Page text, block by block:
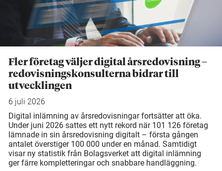
Fler företag väljer digital årsredovisning –
redovisningskonsulterna bidrar till
utvecklingen
6 juli 2026
Digital inlämning av årsredovisningar fortsätter att öka.
Under juni 2026 sattes ett nytt rekord när 101 126 företag
lämnade in sin årsredovisning digitalt – första gången
antalet överstiger 100 000 under en månad. Samtidigt
visar ny statistik från Bolagsverket att digital inlämning
ger färre kompletteringar och snabbare handläggning.